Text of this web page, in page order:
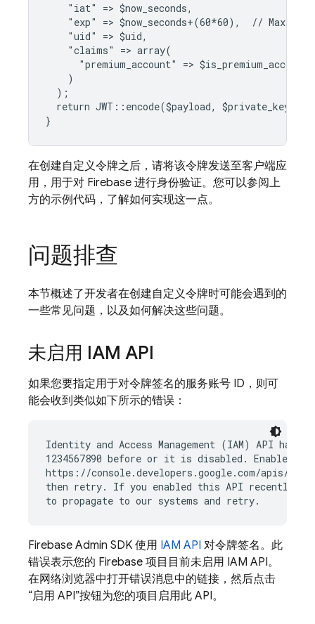
    "iat" => $now_seconds,
"exp" => $now_seconds+(60*60),  // Maximum
    "uid" => $uid,
    "claims" => array(
      "premium_account" => $is_premium_account
    )
  );
return JWT::encode($payload, $private_key,
}
在创建自定义令牌之后，请将该令牌发送至客户端应
用，用于对 Firebase 进行身份验证。您可以参阅上
方的示例代码，了解如何实现这一点。
问题排查
本节概述了开发者在创建自定义令牌时可能会遇到的
一些常见问题，以及如何解决这些问题。
未启用 IAM API
如果您要指定用于对令牌签名的服务账号 ID，则可
能会收到类似如下所示的错误：
Identity and Access Management (IAM) API has
1234567890 before or it is disabled. Enable it
https://console.developers.google.com/apis/api/
then retry. If you enabled this API recently,
Firebase Admin SDK 使用 IAM API 对令牌签名。此
错误表示您的 Firebase 项目目前未启用 IAM API。
在网络浏览器中打开错误消息中的链接，然后点击
“启用 API”按钮为您的项目启用此 API。